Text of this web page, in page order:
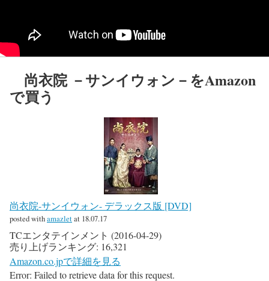
尚衣院 －サンイウォン－をAmazon
で買う
尚衣院-サンイウォン- デラックス版 [DVD]
posted withamazletat 18.07.17
TCエンタテインメント (2016-04-29)
売り上げランキング: 16,321
Amazon.co.jpで詳細を見る
Error: Failed to retrieve data for this request.